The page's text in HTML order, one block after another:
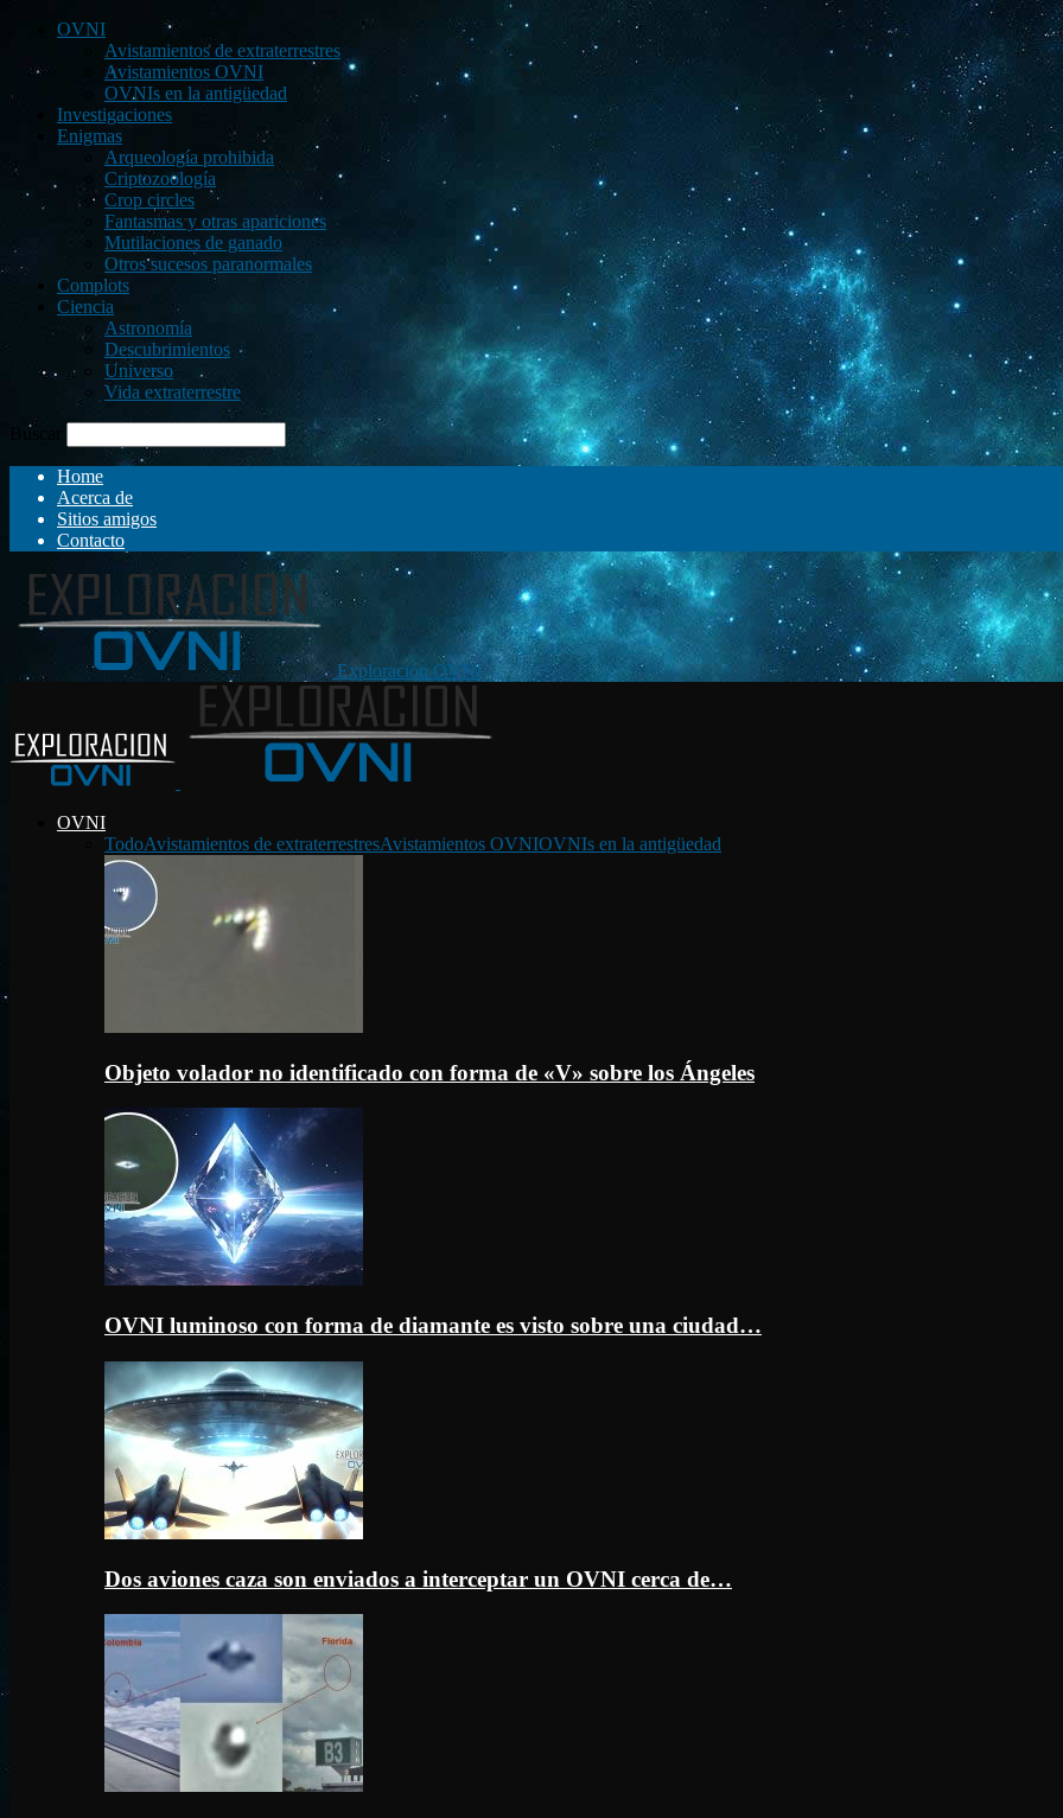
OVNI
Avistamientos de extraterrestres
Avistamientos OVNI
OVNIs en la antigüedad
Investigaciones
Enigmas
Arqueología prohibida
Criptozoología
Crop circles
Fantasmas y otras apariciones
Mutilaciones de ganado
Otros sucesos paranormales
Complots
Ciencia
Astronomía
Descubrimientos
Universo
Vida extraterrestre
Buscar
Home
Acerca de
Sitios amigos
Contacto
Exploración OVNI
OVNI
TodoAvistamientos de extraterrestresAvistamientos OVNIOVNIs en la antigüedad
Objeto volador no identificado con forma de «V» sobre los Ángeles
OVNI luminoso con forma de diamante es visto sobre una ciudad…
Dos aviones caza son enviados a interceptar un OVNI cerca de…